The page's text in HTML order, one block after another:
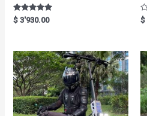
Rated
5.00
$ 3'930.00
R
a
0
o
u
t
o
f
5
$